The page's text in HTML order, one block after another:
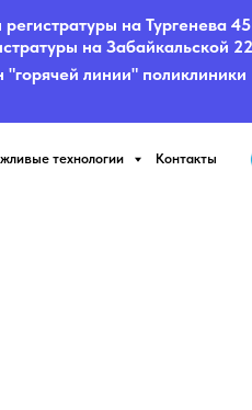
поликлиники +7(924)200-82-99
на Тургенева 45 +7(4212)46-59-27
+7(4212)56-04-11
22